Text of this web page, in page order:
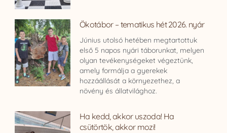
Ökotábor – tematikus hét 2026. nyár
Június utolsó hetében megtartottuk
első 5 napos nyári táborunkat, melyen
olyan tevékenységeket végeztünk,
amely formálja a gyerekek
hozzáállását a környezethez, a
növény és állatvilághoz.
Ha kedd, akkor uszoda! Ha
csütörtök, akkor mozi!